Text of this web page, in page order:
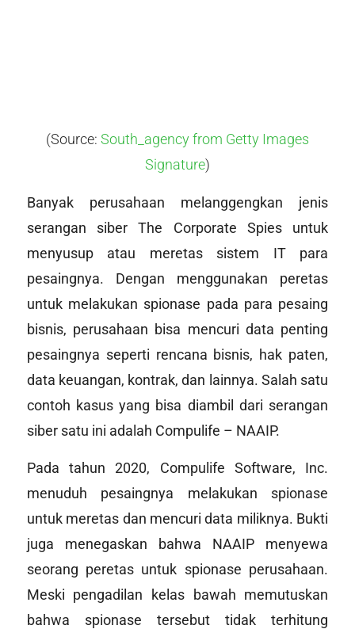
(Source: South_agency from Getty Images
Signature)
Banyak perusahaan melanggengkan jenis
serangan siber The Corporate Spies untuk
menyusup atau meretas sistem IT para
pesaingnya. Dengan menggunakan peretas
untuk melakukan spionase pada para pesaing
bisnis, perusahaan bisa mencuri data penting
pesaingnya seperti rencana bisnis, hak paten,
data keuangan, kontrak, dan lainnya. Salah satu
contoh kasus yang bisa diambil dari serangan
siber satu ini adalah Compulife – NAAIP.
Pada tahun 2020, Compulife Software, Inc.
menuduh pesaingnya melakukan spionase
untuk meretas dan mencuri data miliknya. Bukti
juga menegaskan bahwa NAAIP menyewa
seorang peretas untuk spionase perusahaan.
Meski pengadilan kelas bawah memutuskan
bahwa spionase tersebut tidak terhitung